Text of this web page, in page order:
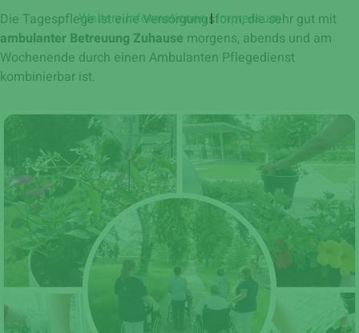
Die Tagespflege ist eine Versorgungsform, die sehr gut mit
ambulanter Betreuung Zuhause morgens, abends und am
Wochenende durch einen Ambulanten Pflegedienst
kombinierbar ist.
Weitere Informationen|Impressum